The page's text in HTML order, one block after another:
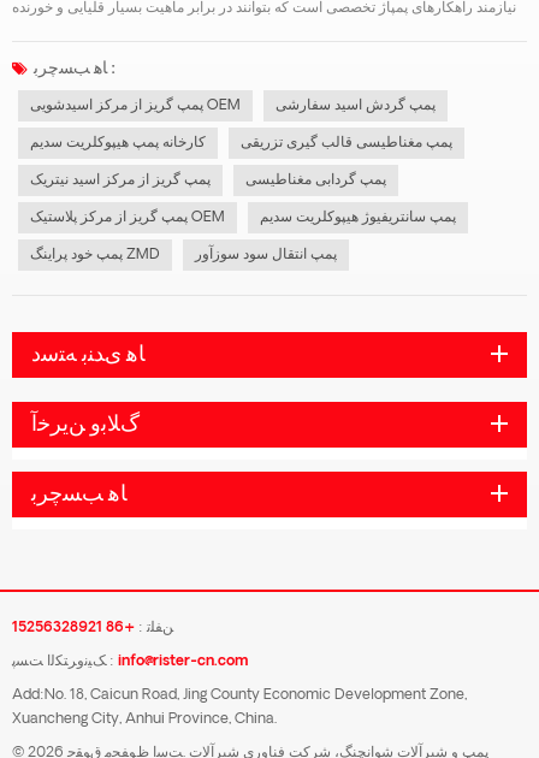
نیازمند راهکارهای پمپاژ تخصصی است که بتوانند در برابر ماهیت بسیار قلیایی و خورنده
ﺎﻫ ﺐﺴﭼﺮﺑ :
پمپ گریز از مرکز اسیدشویی OEM پمپ گردش اسید سفارشی
کارخانه پمپ هیپوکلریت سدیم پمپ مغناطیسی قالب گیری تزریقی
پمپ گریز از مرکز اسید نیتریک پمپ گردابی مغناطیسی
پمپ گریز از مرکز پلاستیک OEM پمپ سانتریفیوژ هیپوکلریت سدیم
پمپ خود پراینگ ZMD پمپ انتقال سود سوزآور
ﺎﻫ ﯼﺪﻨﺑ ﻪﺘﺳﺩ
ﮒﻼ ﺑﻭ ﻦﯾﺮﺧﺁ
ﺎﻫ ﺐﺴﭼﺮﺑ
ﻦﻔﻠﺗ : +86 15256328921
ﮏﯿﻧﻭﺮﺘﮑﻟﺍ ﺖﺴﭘ : info@rister-cn.com
Add:No. 18, Caicun Road, Jing County Economic Development Zone,
Xuancheng City, Anhui Province, China.
© 2026 پمپ و شیرآلات شوانچنگ، شرکت فناوری شیرآلات .ﺖﺳﺍ ﻅﻮﻔﺤﻣ ﻕﻮﻘﺣ